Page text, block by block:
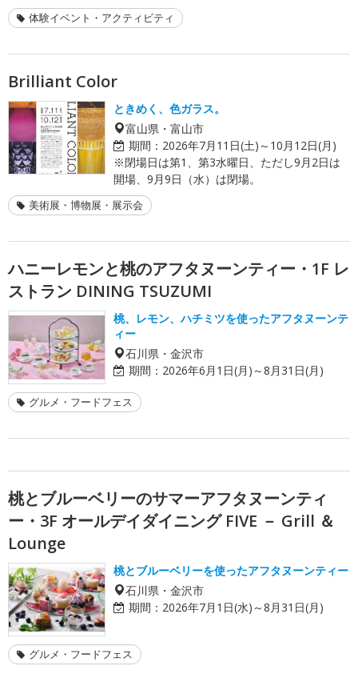
体験イベント・アクティビティ
Brilliant Color
ときめく、色ガラス。
富山県・富山市
期間： 2026年7月11日(土)～10月12日(月)
※閉場日は第1、第3水曜日、ただし9月2日は
開場、9月9日（水）は閉場。
美術展・博物展・展示会
ハニーレモンと桃のアフタヌーンティー・1F レ
ストラン DINING TSUZUMI
桃、レモン、ハチミツを使ったアフタヌーンテ
ィー
石川県・金沢市
期間： 2026年6月1日(月)～8月31日(月)
グルメ・フードフェス
桃とブルーベリーのサマーアフタヌーンティ
ー・3F オールデイダイニング FIVE － Grill ＆
Lounge
桃とブルーベリーを使ったアフタヌーンティー
石川県・金沢市
期間： 2026年7月1日(水)～8月31日(月)
グルメ・フードフェス